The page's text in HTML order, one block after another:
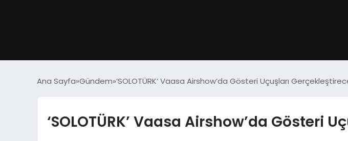
Ana Sayfa Gündem ‘SOLOTÜRK’ Vaasa Airshow’da Gösteri Uçuşları
‘SOLOTÜRK’ Vaasa Airshow’da Gösteri